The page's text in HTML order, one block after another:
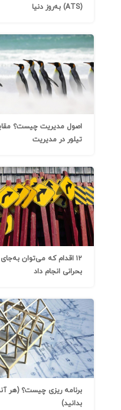
(ATS) به‌روز دنیا
اصول مدیریت چیست؟
تیلور در مدیریت
۱۲ اقدام که می‌توان
بحرانی انجام داد
برنامه ریزی چیست؟ (هر
بدانید)